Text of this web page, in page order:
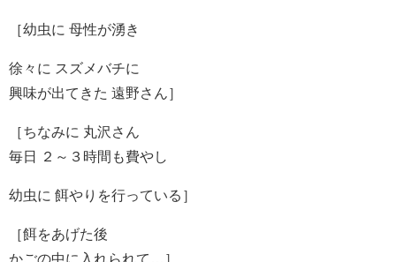
［幼虫に 母性が湧き
徐々に スズメバチに
興味が出てきた 遠野さん］
［ちなみに 丸沢さん
毎日 ２～３時間も費やし
幼虫に 餌やりを行っている］
［餌をあげた後
かごの中に入れられて…］